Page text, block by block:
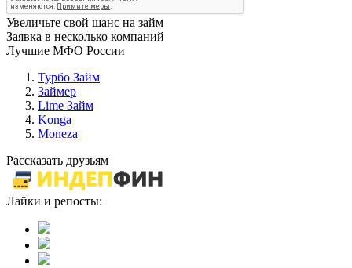
Увеличьте свой шанс на займ
Заявка в несколько компаний
Лучшие МФО России
Турбо Займ
Займер
Lime Займ
Konga
Moneza
Рассказать друзьям
Лайки и репосты: